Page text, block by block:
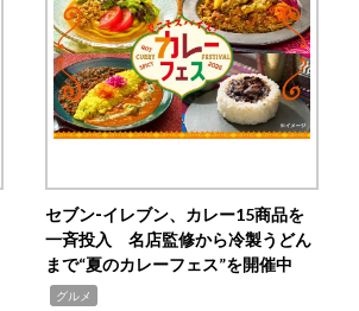
セブン‐イレブン、カレー15商品を
一斉投入 名店監修から冷製うどん
まで“夏のカレーフェス”を開催中
グルメ